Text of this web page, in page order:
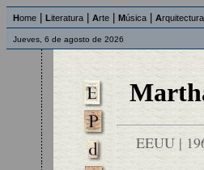
Home Literatura Arte Música Arquitectura
Jueves, 6 de agosto de 2026
EEUU |